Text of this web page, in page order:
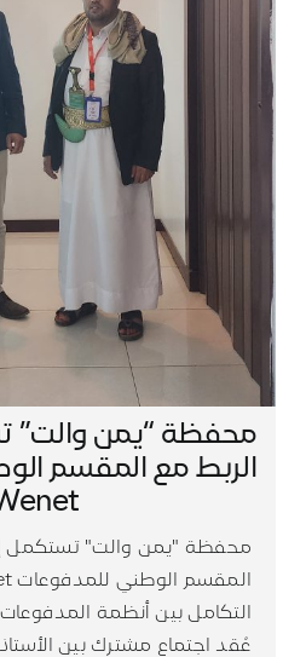
محفظة “يمن والت”
الربط مع المقسم
محفظة "يمن والت" تستكمل
التكامل بين أنظمة
عُقد اجتماع مشترك بين